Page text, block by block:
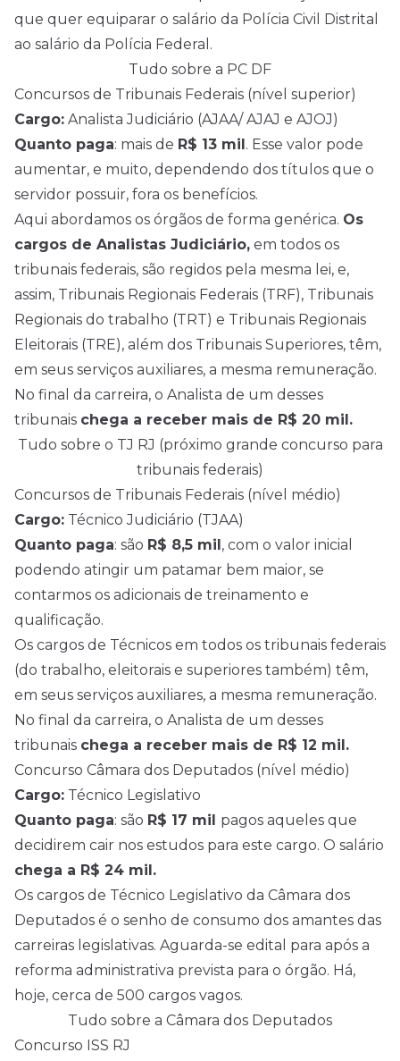
que quer equiparar o salário da Polícia Civil Distrital
ao salário da Polícia Federal.
Tudo sobre a PC DF
Concursos de Tribunais Federais (nível superior)
Cargo: Analista Judiciário (AJAA/ AJAJ e AJOJ)
Quanto paga: mais de R$ 13 mil. Esse valor pode
aumentar, e muito, dependendo dos títulos que o
servidor possuir, fora os benefícios.
Aqui abordamos os órgãos de forma genérica. Os
cargos de Analistas Judiciário, em todos os
tribunais federais, são regidos pela mesma lei, e,
assim, Tribunais Regionais Federais (TRF), Tribunais
Regionais do trabalho (TRT) e Tribunais Regionais
Eleitorais (TRE), além dos Tribunais Superiores, têm,
em seus serviços auxiliares, a mesma remuneração.
No final da carreira, o Analista de um desses
tribunais chega a receber mais de R$ 20 mil.
Tudo sobre o TJ RJ (próximo grande concurso para
tribunais federais)
Concursos de Tribunais Federais (nível médio)
Cargo: Técnico Judiciário (TJAA)
Quanto paga: são R$ 8,5 mil, com o valor inicial
podendo atingir um patamar bem maior, se
contarmos os adicionais de treinamento e
qualificação.
Os cargos de Técnicos em todos os tribunais federais
(do trabalho, eleitorais e superiores também) têm,
em seus serviços auxiliares, a mesma remuneração.
No final da carreira, o Analista de um desses
tribunais chega a receber mais de R$ 12 mil.
Concurso Câmara dos Deputados (nível médio)
Cargo: Técnico Legislativo
Quanto paga: são R$ 17 mil pagos aqueles que
decidirem cair nos estudos para este cargo. O salário
chega a R$ 24 mil.
Os cargos de Técnico Legislativo da Câmara dos
Deputados é o senho de consumo dos amantes das
carreiras legislativas. Aguarda-se edital para após a
reforma administrativa prevista para o órgão. Há,
hoje, cerca de 500 cargos vagos.
Tudo sobre a Câmara dos Deputados
Concurso ISS RJ